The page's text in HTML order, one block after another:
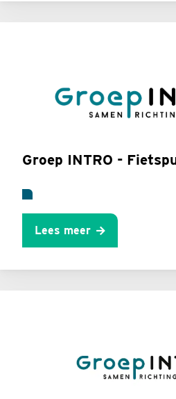
Groep INTRO -
Lees meer